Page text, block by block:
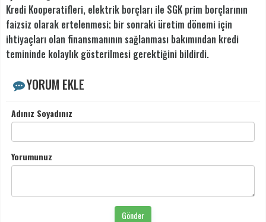
Kredi Kooperatifleri, elektrik borçları ile SGK prim borçlarının
faizsiz olarak ertelenmesi; bir sonraki üretim dönemi için
ihtiyaçları olan finansmanının sağlanması bakımından kredi
temininde kolaylık gösterilmesi gerektiğini bildirdi.
YORUM EKLE
Adınız Soyadınız
Yorumunuz
Gönder